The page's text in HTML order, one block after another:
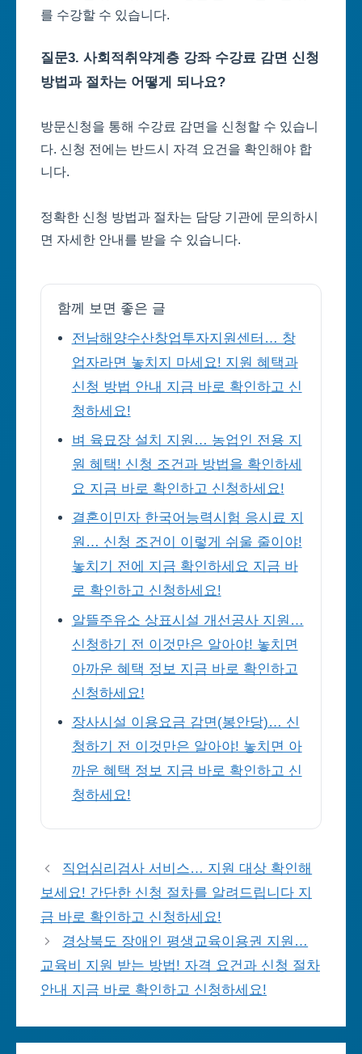
를 수강할 수 있습니다.
질문3. 사회적취약계층 강좌 수강료 감면 신청
방법과 절차는 어떻게 되나요?
방문신청을 통해 수강료 감면을 신청할 수 있습니
다. 신청 전에는 반드시 자격 요건을 확인해야 합
니다.
정확한 신청 방법과 절차는 담당 기관에 문의하시
면 자세한 안내를 받을 수 있습니다.
함께 보면 좋은 글
전남해양수산창업투자지원센터… 창
업자라면 놓치지 마세요! 지원 혜택과
신청 방법 안내 지금 바로 확인하고 신
청하세요!
벼 육묘장 설치 지원… 농업인 전용 지
원 혜택! 신청 조건과 방법을 확인하세
요 지금 바로 확인하고 신청하세요!
결혼이민자 한국어능력시험 응시료 지
원… 신청 조건이 이렇게 쉬울 줄이야!
놓치기 전에 지금 확인하세요 지금 바
로 확인하고 신청하세요!
알뜰주유소 상표시설 개선공사 지원…
신청하기 전 이것만은 알아야! 놓치면
아까운 혜택 정보 지금 바로 확인하고
신청하세요!
장사시설 이용요금 감면(봉안당)… 신
청하기 전 이것만은 알아야! 놓치면 아
까운 혜택 정보 지금 바로 확인하고 신
청하세요!
직업심리검사 서비스… 지원 대상 확인해
보세요! 간단한 신청 절차를 알려드립니다 지
금 바로 확인하고 신청하세요!
경상북도 장애인 평생교육이용권 지원…
교육비 지원 받는 방법! 자격 요건과 신청 절차
안내 지금 바로 확인하고 신청하세요!